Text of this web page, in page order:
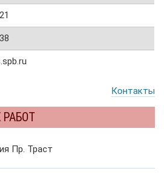
Контакты
Пр. Траст